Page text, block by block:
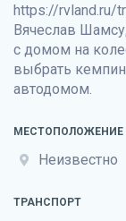
https://rvland.ru/
Вячеслав
с домом на
выбрать
автодомом.
МЕСТОПОЛОЖЕНИЕ
Неизвестно
ТРАНСПОРТ